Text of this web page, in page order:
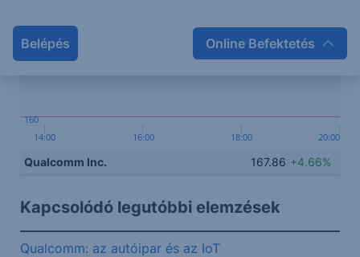
Belépés Online Befektetés
14:00 16:00 18:00 20:00
160
Qualcomm Inc. 167.86 +4.66%
Kapcsolódó legutóbbi elemzések
Qualcomm: az autóipar és az IoT